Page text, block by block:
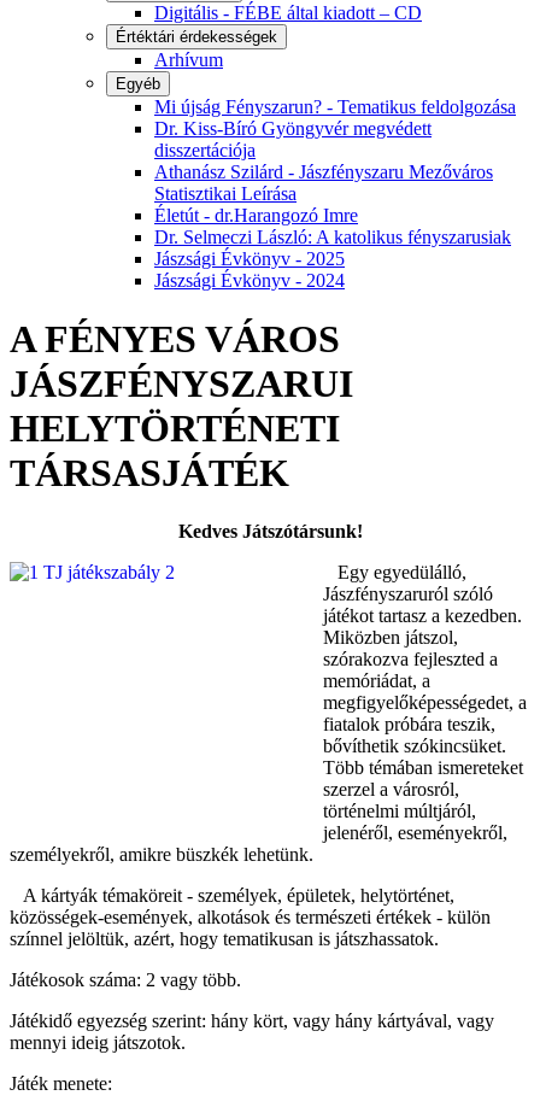
Digitális - FÉBE által kiadott – CD
Értéktári érdekességek
Arhívum
Egyéb
Mi újság Fényszarun? - Tematikus feldolgozása
Dr. Kiss-Bíró Gyöngyvér megvédett
disszertációja
Athanász Szilárd - Jászfényszaru Mezőváros
Statisztikai Leírása
Életút - dr.Harangozó Imre
Dr. Selmeczi László: A katolikus fényszarusiak
Jászsági Évkönyv - 2025
Jászsági Évkönyv - 2024
A FÉNYES VÁROS
JÁSZFÉNYSZARUI
HELYTÖRTÉNETI
TÁRSASJÁTÉK
Kedves Játszótársunk!
Egy egyedülálló,
Jászfényszaruról szóló
játékot tartasz a kezedben.
Miközben játszol,
szórakozva fejleszted a
memóriádat, a
megfigyelőképességedet, a
fiatalok próbára teszik,
bővíthetik szókincsüket.
Több témában ismereteket
szerzel a városról,
történelmi múltjáról,
jelenéről, eseményekről,
személyekről, amikre büszkék lehetünk.
A kártyák témaköreit - személyek, épületek, helytörténet,
közösségek-események, alkotások és természeti értékek - külön
színnel jelöltük, azért, hogy tematikusan is játszhassatok.
Játékosok száma: 2 vagy több.
Játékidő egyezség szerint: hány kört, vagy hány kártyával, vagy
mennyi ideig játszotok.
Játék menete: